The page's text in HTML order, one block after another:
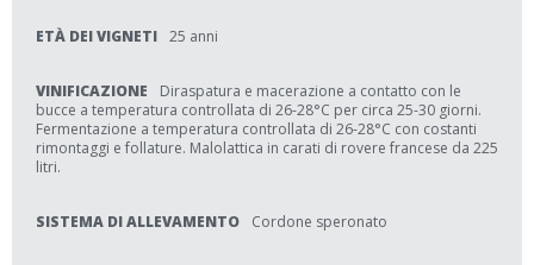
ETÀ DEI VIGNETI 25 anni
VINIFICAZIONE
Diraspatura e macerazione a contatto con le
bucce a temperatura controllata di 26-28°C per circa 25-30 giorni.
Fermentazione a temperatura controllata di 26-28°C con costanti
rimontaggi e follature. Malolattica in carati di rovere francese da 225
litri.
SISTEMA DI ALLEVAMENTO Cordone speronato